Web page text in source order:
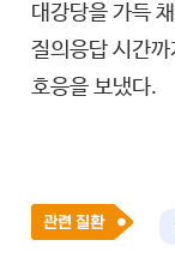
대강당을 가득
질의응답 시간
호응을 보냈다.